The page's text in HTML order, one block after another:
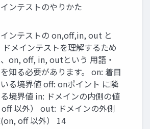
ンテストのやりかた
インテストの on,oﬀ,in, out と
ドメインテストを理解するため
on, oﬀ, in, outという 用語・
知る必要があります。 on: 着目
いる境界値 oﬀ: onポイント に隣
境界値 in: ドメインの内側の値
以外） out: ドメインの外側
oﬀ 以外） 14